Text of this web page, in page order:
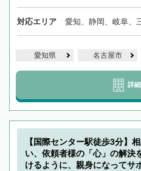
対応エリア 愛知、静岡、岐阜、
愛知県 名古屋市
詳
【国際センター駅徒歩3分】
い、依頼者様の「心」の解決
けるように、親身になってサ